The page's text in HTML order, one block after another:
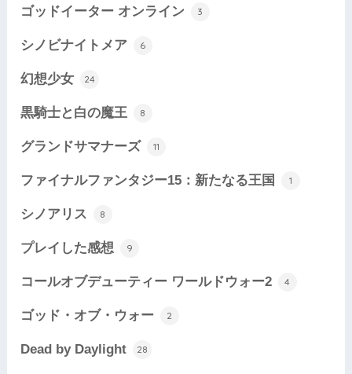
ゴッドイーター オンライン 3
シノビナイトメア 6
幻想少女 24
黒騎士と白の魔王 8
グランドサマナーズ 11
ファイナルファンタジー15：新たなる王国 1
シノアリス 8
プレイした感想 9
コールオブデューティー ワールドウォー2 4
ゴッド・オブ・ウォー 2
Dead by Daylight 28